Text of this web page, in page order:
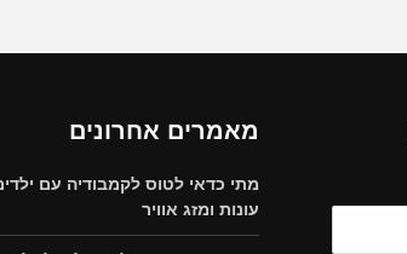
מאמרים אחרונים
מתי כדאי לטוס לקמבודיה עם
עונות ומזג אוויר